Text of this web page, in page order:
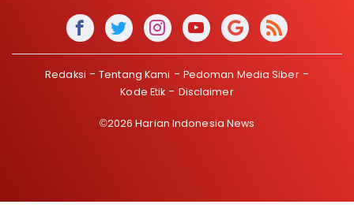
Redaksi Tentang Kami
Pedoman Media Siber
Kode Etik
Disclaimer
©2026 Harian Indonesia News